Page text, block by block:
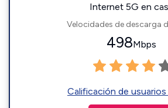
Internet 5G en
Velocidades de descarga
498Mbps
Calificación de